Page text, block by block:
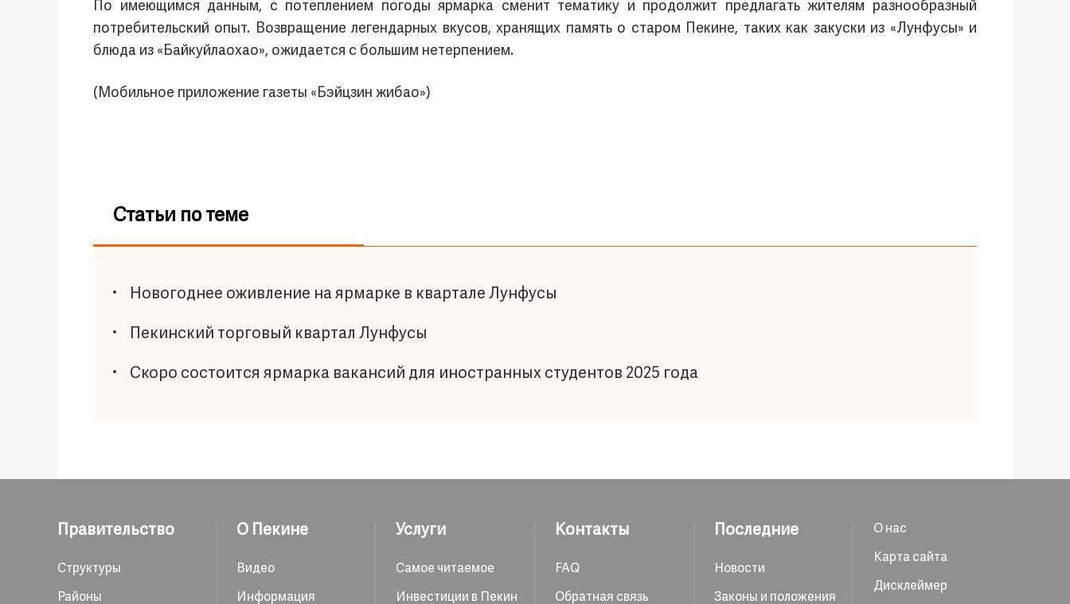
По имеющимся данным, с потеплением погоды ярмарка сменит тематику и продолжит предлагать жителям разнообразный
потребительский опыт. Возвращение легендарных вкусов, хранящих память о старом Пекине, таких как закуски из «Лунфусы» и
блюда из «Байкуйлаохао», ожидается с большим нетерпением.
(Мобильное приложение газеты «Бэйцзин жибао»)
Статьи по теме
Новогоднее оживление на ярмарке в квартале Лунфусы
Пекинский торговый квартал Лунфусы
Скоро состоится ярмарка вакансий для иностранных студентов 2025 года
Правительство
Структуры
Районы
О Пекине
Видео
Информация
Услуги
Самое читаемое
Инвестиции в Пекин
Контакты
FAQ
Обратная связь
Последние
Новости
Законы и положения
О нас
Карта сайта
Дисклеймер